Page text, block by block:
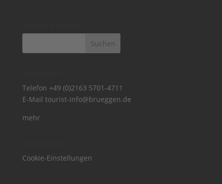
Telefon +49 (0)2163 5701-4711
E-Mail tourist-info@brueggen.de
mehr
Cookie-Einstellungen